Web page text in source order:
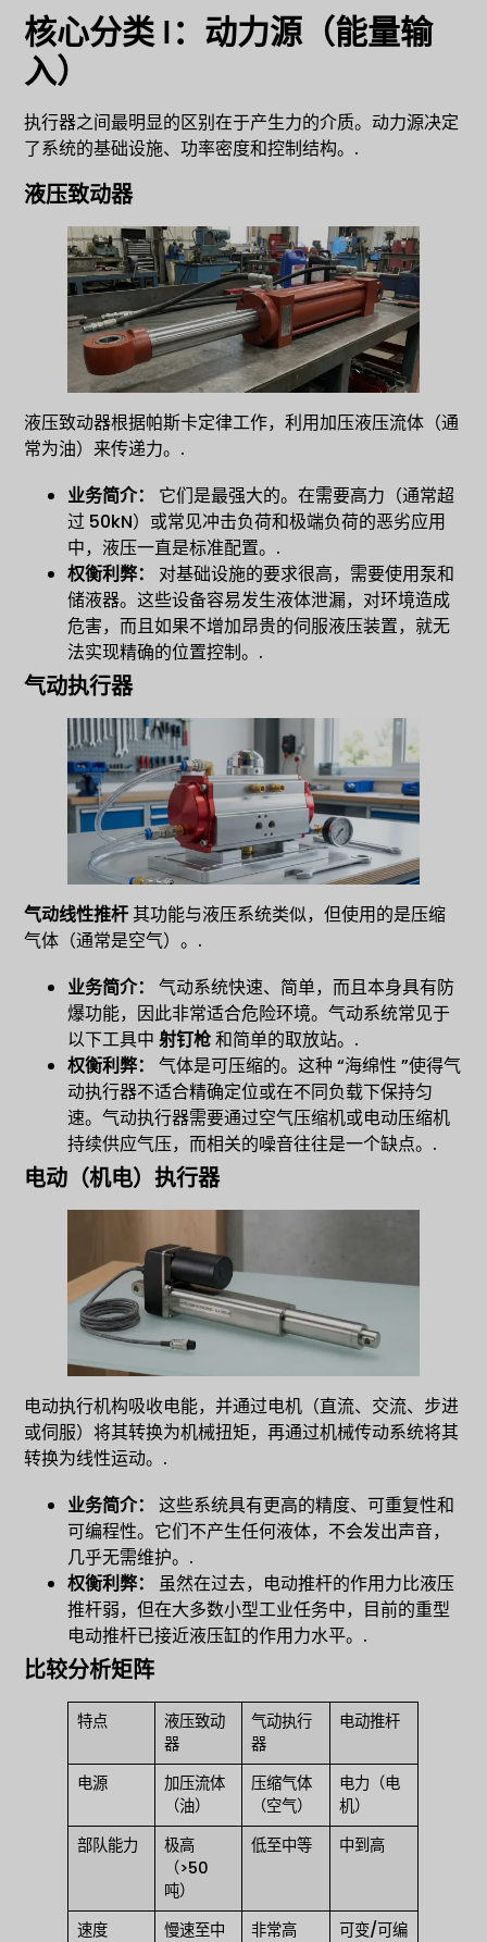
核心分类 I：动力源（能量输
入）
执行器之间最明显的区别在于产生力的介质。动力源决定
了系统的基础设施、功率密度和控制结构。.
液压致动器
液压致动器根据帕斯卡定律工作，利用加压液压流体（通
常为油）来传递力。.
业务简介：
它们是最强大的。在需要高力（通常超
过 50kN）或常见冲击负荷和极端负荷的恶劣应用
中，液压一直是标准配置。.
权衡利弊：
对基础设施的要求很高，需要使用泵和
储液器。这些设备容易发生液体泄漏，对环境造成
危害，而且如果不增加昂贵的伺服液压装置，就无
法实现精确的位置控制。.
气动执行器
气动线性推杆其功能与液压系统类似，但使用的是压缩
气体（通常是空气）。.
业务简介：
气动系统快速、简单，而且本身具有防
爆功能，因此非常适合危险环境。气动系统常见于
以下工具中射钉枪和简单的取放站。.
权衡利弊：
气体是可压缩的。这种 “海绵性 ”使得气
动执行器不适合精确定位或在不同负载下保持匀
速。气动执行器需要通过空气压缩机或电动压缩机
持续供应气压，而相关的噪音往往是一个缺点。.
电动（机电）执行器
电动执行机构吸收电能，并通过电机（直流、交流、步进
或伺服）将其转换为机械扭矩，再通过机械传动系统将其
转换为线性运动。.
业务简介：
这些系统具有更高的精度、可重复性和
可编程性。它们不产生任何液体，不会发出声音，
几乎无需维护。.
权衡利弊：
虽然在过去，电动推杆的作用力比液压
推杆弱，但在大多数小型工业任务中，目前的重型
电动推杆已接近液压缸的作用力水平。.
比较分析矩阵
特点
液压致动
器
气动执行
器
电动推杆
电源
加压流体
（油）
压缩气体
（空气）
电力（电
机）
部队能力
极高
（>50
吨）
低至中等 中到高
速度 慢速至中 非常高 可变/可编